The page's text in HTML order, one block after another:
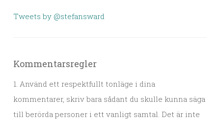
Tweets by @stefansward
Kommentarsregler
1. Använd ett respektfullt tonläge i dina
kommentarer, skriv bara sådant du skulle kunna säga
till berörda personer i ett vanligt samtal. Det är inte